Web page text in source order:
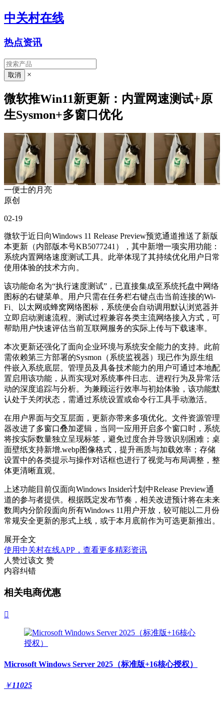
中关村在线
热点资讯
×
微软推Win11新更新：内置网速测试+原
生Sysmon+多窗口优化
一便士的月亮
原创
02-19
微软于近日向Windows 11 Release Preview预览通道推送了新版
本更新（内部版本号KB5077241），其中新增一项实用功能：
系统内置网络速度测试工具。此举体现了其持续优化用户日常
使用体验的技术方向。
该功能命名为“执行速度测试”，已直接集成至系统托盘中网络
图标的右键菜单。用户只需在任务栏右键点击当前连接的Wi-
Fi、以太网或蜂窝网络图标，系统便会自动调用默认浏览器并
立即启动测速流程。测试过程兼容各类主流网络接入方式，可
帮助用户快速评估当前互联网服务的实际上传与下载速率。
本次更新还强化了面向企业环境与系统安全能力的支持。此前
需依赖第三方部署的Sysmon（系统监视器）现已作为原生组
件嵌入系统底层。管理员及具备技术能力的用户可通过本地配
置启用该功能，从而实现对系统事件日志、进程行为及异常活
动的深度追踪与分析。为兼顾运行效率与初始体验，该功能默
认处于关闭状态，需通过系统设置或命令行工具手动激活。
在用户界面与交互层面，更新亦带来多项优化。文件资源管理
器改进了多窗口叠加逻辑，当同一应用开启多个窗口时，系统
将按实际数量独立呈现标签，避免过度合并导致识别困难；桌
面壁纸支持新增.webp图像格式，提升画质与加载效率；存储
设置中的各类提示与操作对话框也进行了视觉与布局调整，整
体更清晰直观。
上述功能目前仅面向Windows Insider计划中Release Preview通
道的参与者提供。根据既定发布节奏，相关改进预计将在未来
数周内分阶段面向所有Windows 11用户开放，较可能以二月份
常规安全更新的形式上线，或于本月底前作为可选更新推出。
展开全文
使用中关村在线APP，查看更多精彩资讯
人赞过该文 赞
内容纠错
相关电商优惠

Microsoft Windows Server 2025（标准版+16核心授权）
￥11025